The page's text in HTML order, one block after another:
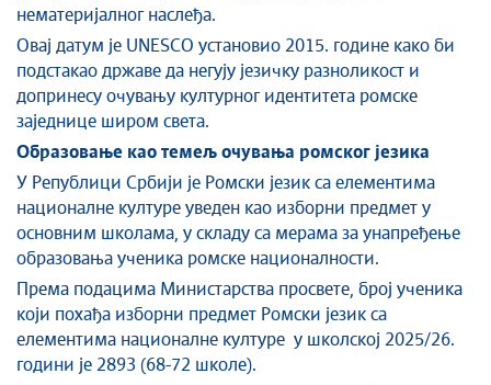
нематеријалног наслеђа.
Овај датум је UNESCO установио 2015. године како би
подстакао државе да негују језичку разноликост и
допринесу очувању културног идентитета ромске
заједнице широм света.
Образовање као темељ очувања ромског језика
У Републици Србији је Ромски језик са елементима
националне културе уведен као изборни предмет у
основним школама, у складу са мерама за унапређење
образовања ученика ромске националности.
Према подацима Министарства просвете, број ученика
који похађа изборни предмет Ромски језик са
елементима националне културе у школској 2025/26.
години је 2893 (68-72 школе).